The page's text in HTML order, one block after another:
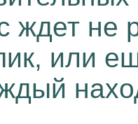
ждет не
или